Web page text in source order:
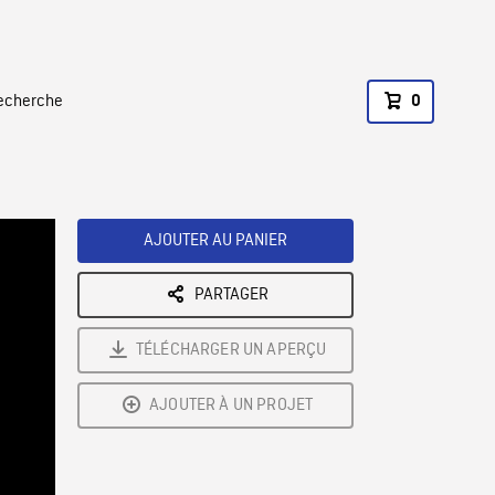
0
AJOUTER AU PANIER
PARTAGER
TÉLÉCHARGER UN APERÇU
AJOUTER À UN PROJET